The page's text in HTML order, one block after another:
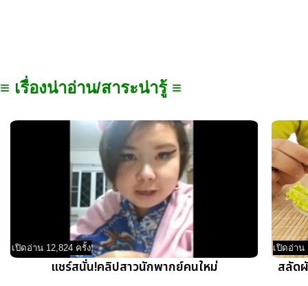
≡ เรื่องน่าอ่าน/สาระน่ารู้ ≡
เปิดอ่าน 12,824 ครั้ง
แชร์สนั่น!คลิปสาวนักพากย์คนใหม่
เปิดอ่าน
สลัด